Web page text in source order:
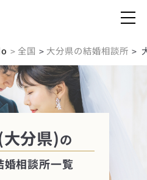
> 全国 > 大分県の結婚相談所 >
分県)の
婚相談所一覧